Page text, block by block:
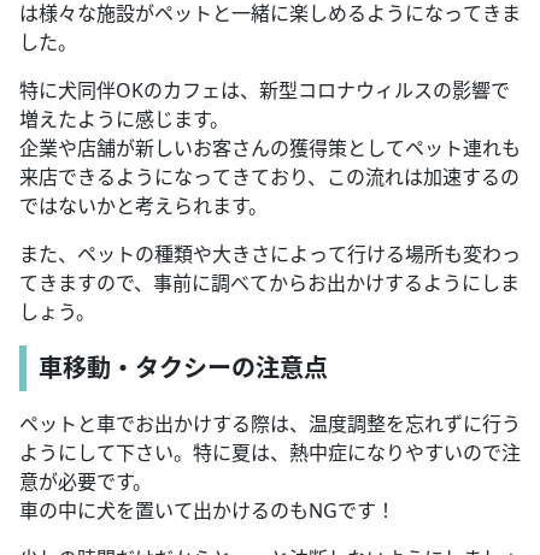
は様々な施設がペットと一緒に楽しめるようになってきま
した。
特に犬同伴OKのカフェは、新型コロナウィルスの影響で
増えたように感じます。
企業や店舗が新しいお客さんの獲得策としてペット連れも
来店できるようになってきており、この流れは加速するの
ではないかと考えられます。
また、ペットの種類や大きさによって行ける場所も変わっ
てきますので、事前に調べてからお出かけするようにしま
しょう。
車移動・タクシーの注意点
ペットと車でお出かけする際は、温度調整を忘れずに行う
ようにして下さい。特に夏は、熱中症になりやすいので注
意が必要です。
車の中に犬を置いて出かけるのもNGです！